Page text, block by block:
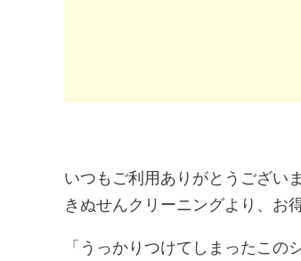
いつもご利用ありがとうござい
きぬせんクリーニングより、お
「うっかりつけてしまったこの